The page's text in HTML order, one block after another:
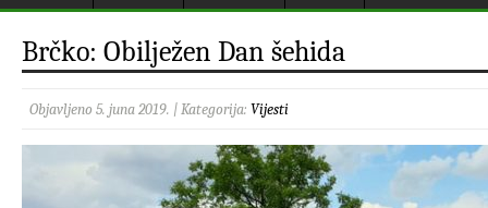
Brčko: Obilježen Dan šehida
Objavljeno 5. juna 2019. | Kategorija: Vijesti